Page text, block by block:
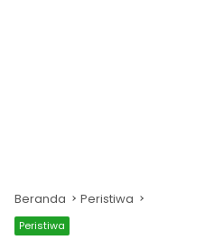
Beranda Peristiwa
Peristiwa